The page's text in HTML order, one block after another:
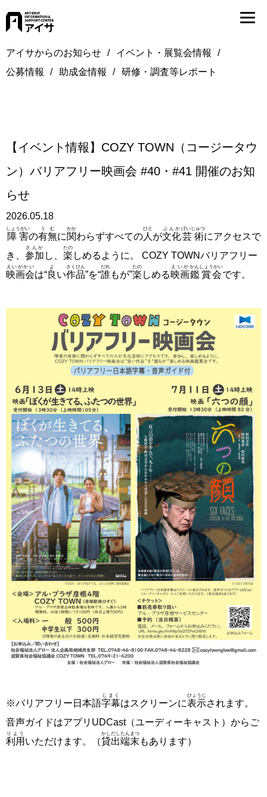
アイサからのお知らせ
イベント・展覧会情報
公募情報
助成金情報 研修・調査等レポート
【イベント情報】COZY TOWN（コージータウ
ン）バリアフリー映画会 #40・#41 開催のお知
らせ
2026.05.18
障害
しょうがい
の有無
うむ
に関
かか
わらずすべての人
ひと
が文化
ぶんか
芸術
げいじゅつ
にアクセスで
き、 参加
さんか
し、 楽
たの
しめるように。 COZY TOWNバリアフリー
映画会
えいがかい
は“良
よ
い作品
さくひん
”を“誰
だれ
もが”楽
たの
しめる映画
えいが
鑑賞会
かんしょうかい
です。
※バリアフリー日本語字幕
じまく
はスクリーンに表示
ひょうじ
されます。
音声ガイドはアプリUDCast（ユーディーキャスト）からご
利用
りよう
いただけます。（貸出
かしだし
端末
たんまつ
もあります）